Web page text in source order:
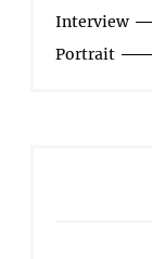
Interview
Portrait